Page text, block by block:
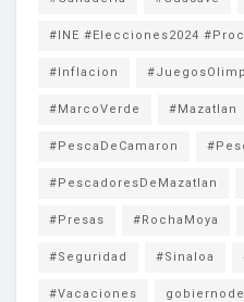
#INE #Elecciones2024
#Inflacion
#MarcoVerde #Mazatlan
#PescaDeCamaron
#PescadoresDeMazatlan
#Presas #RochaMoya
#Seguridad #Sinaloa
#Vacaciones